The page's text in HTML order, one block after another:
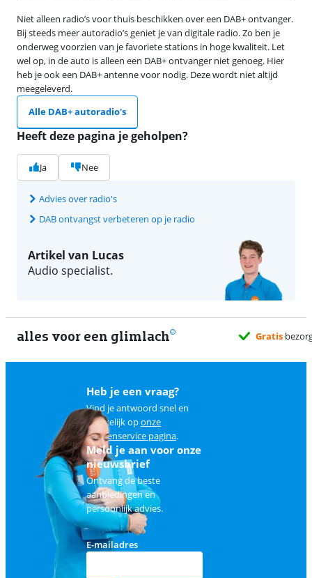
Niet alleen radio’s voor thuis beschikken over een DAB+ ontvanger.
Bij steeds meer autoradio’s geniet je van digitale radio. Zo ben je
onderweg voorzien van je favoriete stations in hoge kwaliteit. Let
wel op, in de auto is alleen een DAB+ ontvanger niet genoeg. Hier
heb je ook een DAB+ antenne voor nodig. Deze wordt niet altijd
meegeleverd.
Alle DAB+ autoradio's
Heeft deze pagina je geholpen?
Ja Nee
Advies over radio's
DAB ontvangst verbeteren op je radio
Artikel van Lucas
Audio specialist.
alles voor een glimlach
Heb je een vraag?
Vind je antwoord snel en
makkelijk oponze
klantenservice pagina.
Meld je aan voor onze
nieuwsbrief
Ontvang de beste
aanbiedingen en
persoonlijk advies.
E-mailadres